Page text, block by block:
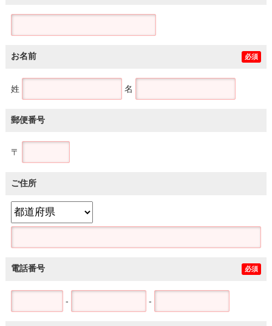
お名前 必須
姓 名
郵便番号
〒
ご住所
電話番号 必須
- -